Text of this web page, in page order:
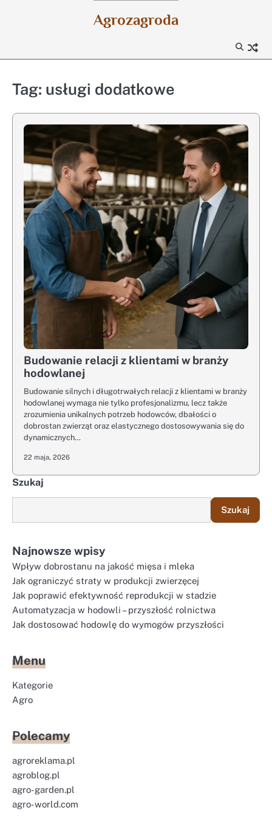
Agrozagroda
Tag: usługi dodatkowe
Budowanie relacji z klientami w branży
hodowlanej
Budowanie silnych i długotrwałych relacji z klientami w branży
hodowlanej wymaga nie tylko profesjonalizmu, lecz także
zrozumienia unikalnych potrzeb hodowców, dbałości o
dobrostan zwierząt oraz elastycznego dostosowywania się do
dynamicznych…
22 maja, 2026
Szukaj
Szukaj
Najnowsze wpisy
Wpływ dobrostanu na jakość mięsa i mleka
Jak ograniczyć straty w produkcji zwierzęcej
Jak poprawić efektywność reprodukcji w stadzie
Automatyzacja w hodowli – przyszłość rolnictwa
Jak dostosować hodowlę do wymogów przyszłości
Menu
Kategorie
Agro
Polecamy
agroreklama.pl
agroblog.pl
agro-garden.pl
agro-world.com